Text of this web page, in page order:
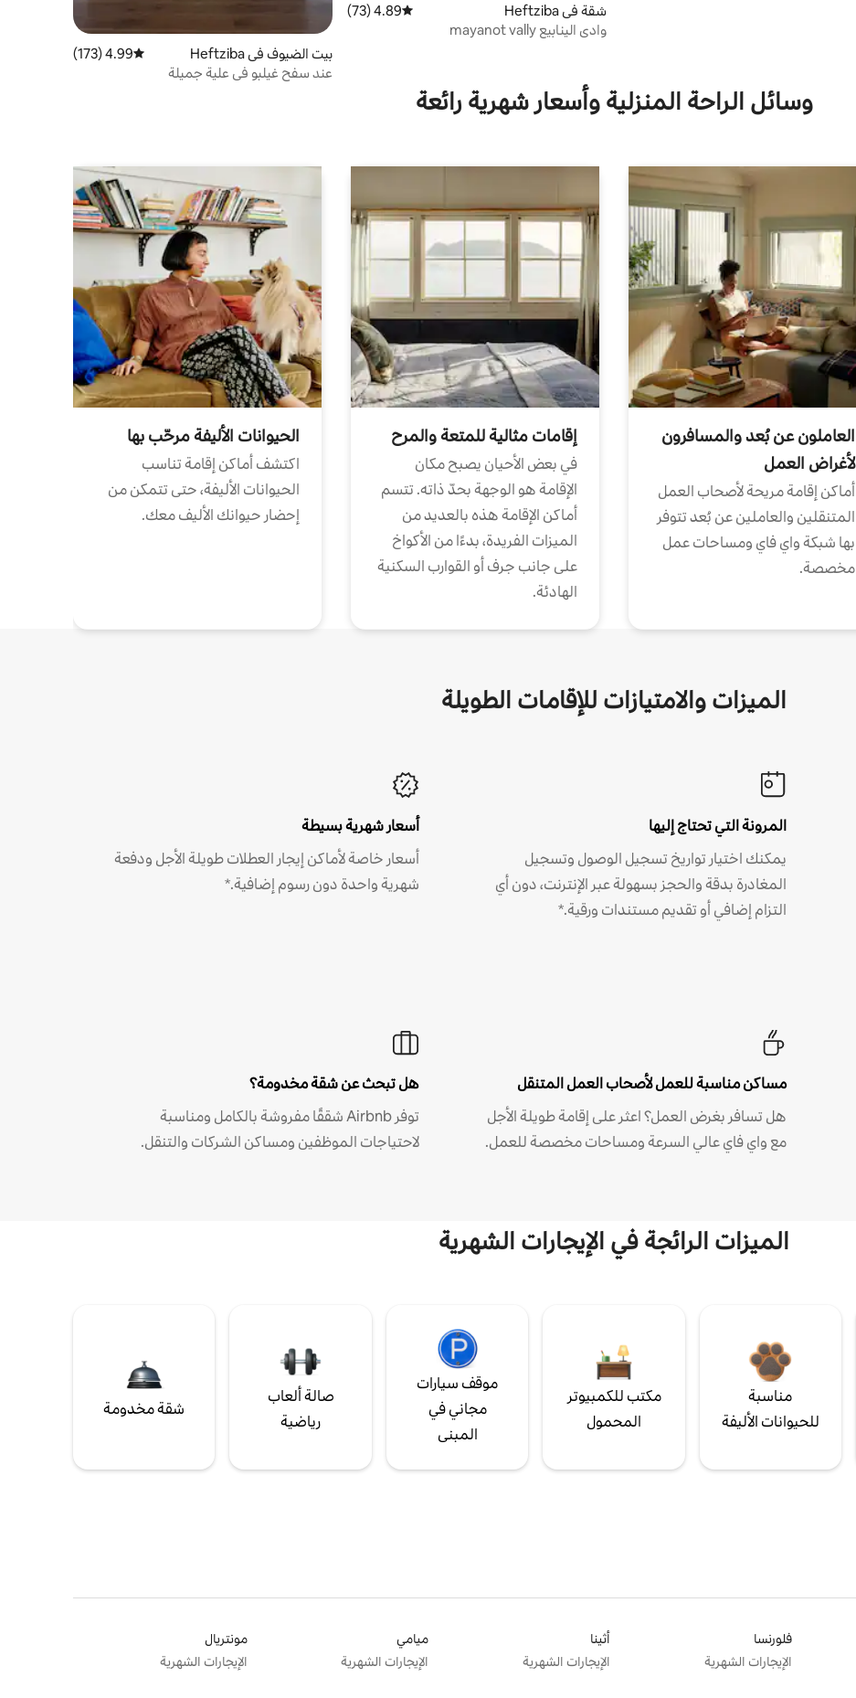
شقة في Heftziba متوسط التقييم 4.89 من 5، 73 مراجعات
4.89 (73)
وادي الينابيع mayanot vally
بيت الضيوف في Heftziba متوسط التقييم 4.99 من 5، 173 مراجعات
4.99 (173)
عند سفح غيلبو في علية جميلة
وسائل الراحة المنزلية وأسعار شهرية رائعة
العاملون عن بُعد والمسافرون
لأغراض العمل
أماكن إقامة مريحة لأصحاب العمل
المتنقلين والعاملين عن بُعد تتوفر
بها شبكة واي فاي ومساحات عمل
مخصصة.
إقامات مثالية للمتعة والمرح
في بعض الأحيان يصبح مكان
الإقامة هو الوجهة بحدّ ذاته. تتسم
أماكن الإقامة هذه بالعديد من
الميزات الفريدة، بدءًا من الأكواخ
على جانب جرف أو القوارب السكنية
الهادئة.
الحيوانات الأليفة مرحّب بها
اكتشف أماكن إقامة تناسب
الحيوانات الأليفة، حتى تتمكن من
إحضار حيوانك الأليف معك.
الميزات والامتيازات للإقامات الطويلة
المرونة التي تحتاج إليها
يمكنك اختيار تواريخ تسجيل الوصول وتسجيل
المغادرة بدقة والحجز بسهولة عبر الإنترنت، دون أي
التزام إضافي أو تقديم مستندات ورقية.*
أسعار شهرية بسيطة
أسعار خاصة لأماكن إيجار العطلات طويلة الأجل ودفعة
شهرية واحدة دون رسوم إضافية.*
مساكن مناسبة للعمل لأصحاب العمل المتنقل
هل تسافر بغرض العمل؟ اعثر على إقامة طويلة الأجل
مع واي فاي عالي السرعة ومساحات مخصصة للعمل.
هل تبحث عن شقة مخدومة؟
توفر Airbnb شققًا مفروشة بالكامل ومناسبة
لاحتياجات الموظفين ومساكن الشركات والتنقل.
الميزات الرائجة في الإيجارات الشهرية
مناسبة
للحيوانات الأليفة
مكتب للكمبيوتر
المحمول
موقف سيارات
مجاني في
المبنى
صالة ألعاب
رياضية
شقة مخدومة
فلورنسا
الإيجارات الشهرية
أثينا
الإيجارات الشهرية
ميامي
الإيجارات الشهرية
مونتريال
الإيجارات الشهرية